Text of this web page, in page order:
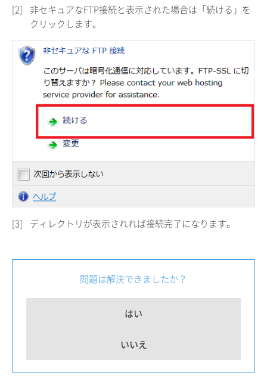
[2]
非セキュアなFTP接続と表示された場合は「続ける」を
クリックします。
[3] ディレクトリが表示されれば接続完了になります。
問題は解決できましたか？
はい
いいえ